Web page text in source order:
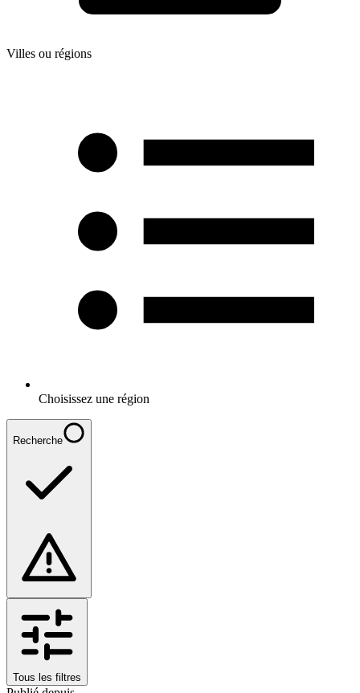
Villes ou régions
Choisissez une région
Recherche
Tous les filtres